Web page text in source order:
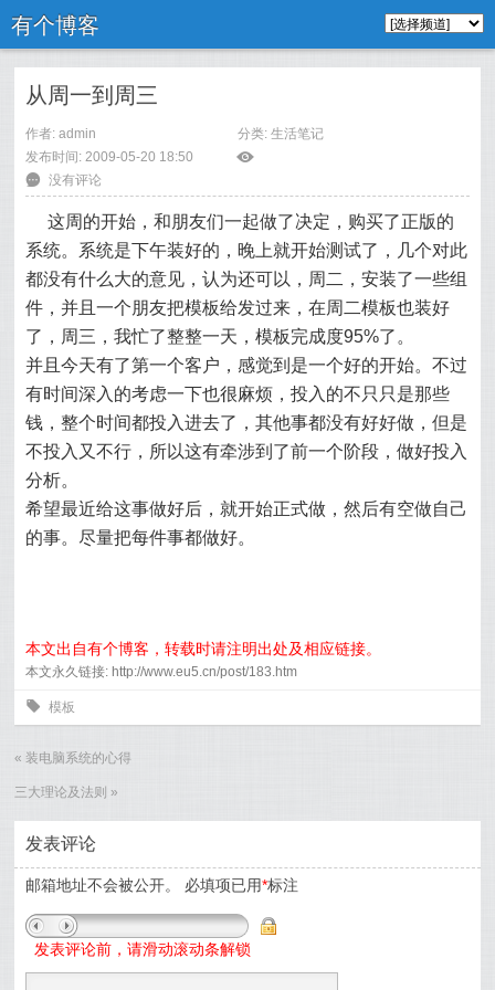
有个博客
从周一到周三
作者: admin 分类: 生活笔记
发布时间: 2009-05-20 18:50
ė
6
没有评论
这周的开始，和朋友们一起做了决定，购买了正版的
系统。系统是下午装好的，晚上就开始测试了，几个对此
都没有什么大的意见，认为还可以，周二，安装了一些组
件，并且一个朋友把模板给发过来，在周二模板也装好
了，周三，我忙了整整一天，模板完成度95%了。
并且今天有了第一个客户，感觉到是一个好的开始。不过
有时间深入的考虑一下也很麻烦，投入的不只只是那些
钱，整个时间都投入进去了，其他事都没有好好做，但是
不投入又不行，所以这有牵涉到了前一个阶段，做好投入
分析。
希望最近给这事做好后，就开始正式做，然后有空做自己
的事。尽量把每件事都做好。
本文出自有个博客，转载时请注明出处及相应链接。
本文永久链接: http://www.eu5.cn/post/183.htm
0 模板
«装电脑系统的心得
三大理论及法则 »
发表评论
邮箱地址不会被公开。 必填项已用*标注
发表评论前，请滑动滚动条解锁